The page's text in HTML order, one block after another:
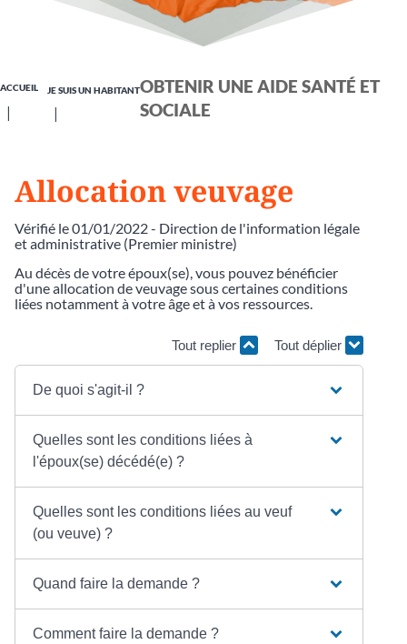
ACCUEIL JE SUIS UN HABITANTOBTENIR UNE AIDE SANTÉ ET
SOCIALE
Allocation veuvage
Vérifié le 01/01/2022 - Direction de l'information légale
et administrative (Premier ministre)
Au décès de votre époux(se), vous pouvez bénéficier
d'une allocation de veuvage sous certaines conditions
liées notamment à votre âge et à vos ressources.
Tout replier Tout déplier
De quoi s'agit-il ?
Quelles sont les conditions liées à
l'époux(se) décédé(e) ?
Quelles sont les conditions liées au veuf
(ou veuve) ?
Quand faire la demande ?
Comment faire la demande ?